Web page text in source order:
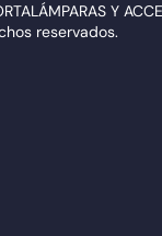
Y
reservados.